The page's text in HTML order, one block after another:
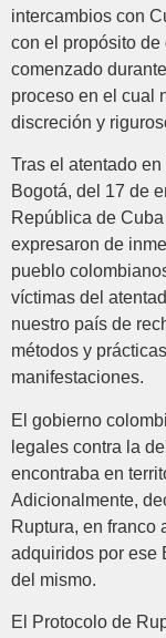
intercambios con
con el propósito
comenzado
proceso en el cual
discreción y
Tras el atentado
Bogotá, del 17 de
República de
expresaron de
pueblo
víctimas del
nuestro país de
métodos y
manifestaciones.
El gobierno
legales contra la
encontraba en
Adicionalmente,
Ruptura, en franco
adquiridos por ese
del mismo.
El Protocolo de